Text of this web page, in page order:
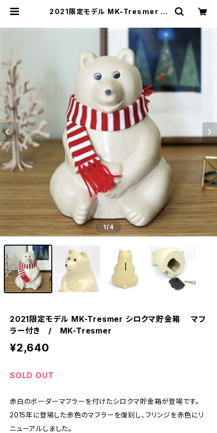
2021限定モデル MK-Tresmer シ
K-Tresmer | 101 design store
1/4
2021限定モデル MK-Tresmer シロクマ貯金箱 マフ
ラー付き / MK-Tresmer
¥2,640
SOLD OUT
赤白のボーダーマフラーを付けたシロクマ貯金箱が登場です。
2015年に登場した赤色のマフラーを復刻し、フリンジを赤色にリ
ニューアルしました。